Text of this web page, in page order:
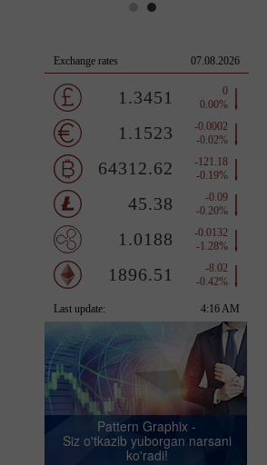
Pattern Graphix -
Siz o'tkazib yuborgan narsani
ko'radi!